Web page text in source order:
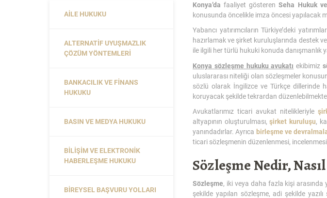
Konya’da faaliyet gösterenSeha Hukuk
konusunda öncelikle imza öncesi yapılacak
Yabancı yatırımcıların Türkiye’deki
hazırlamak ve şirket kuruluşlarında destek
ile ilgili her türlü hukuki konuda danışmanlık
Konya sözleşme hukuku avukatı ekibimiz
uluslararası niteliği olan sözleşmeler
sözlü olarak İngilizce ve Türkçe dillerinde
koruyacak şekilde tekrardan
Avukatlarımız ticari avukat nitelikleriyle
altyapının oluşturulması,şirket kuruluşu,
yanındadırlar. Ayrıca birleşme ve
ticari sözleşmenin düzenlenmesi,
Sözleşme Nedir, Nasıl
Sözleşme, iki veya daha fazla kişi arasında
şekilde yapılan sözleşme, adi şekilde
AILE HUKUKU
ALTERNATIF UYUŞMAZLIK
ÇÖZÜM YÖNTEMLERI
BANKACILIK VE FINANS
HUKUKU
BASIN VE MEDYA HUKUKU
BILIŞIM VE ELEKTRONIK
HABERLEŞME HUKUKU
BIREYSEL BAŞVURU YOLLARI